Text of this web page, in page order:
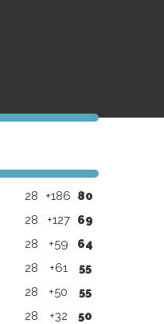
28 +186 80
28 +127 69
28 +59
64
28 +61
55
28 +50
55
28 +32
50